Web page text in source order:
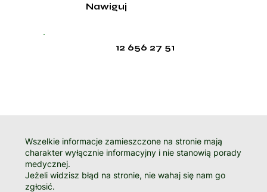
12 656 27 51
Nawiguj
Wszelkie informacje zamieszczone na stronie mają
charakter wyłącznie informacyjny i nie stanowią porady
medycznej.
Jeżeli widzisz błąd na stronie, nie wahaj się nam go
zgłosić.